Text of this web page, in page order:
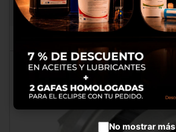
RB050064.1
productos en anuncios
publicitarios.
Aceptar cookies
No mostrar más